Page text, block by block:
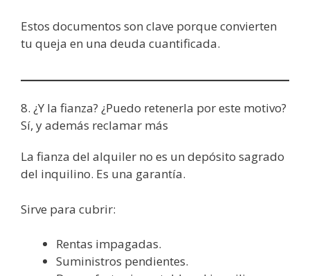
Estos documentos son clave porque convierten
tu queja en una deuda cuantificada.
8. ¿Y la fianza? ¿Puedo retenerla por este motivo?
Sí, y además reclamar más
La fianza del alquiler no es un depósito sagrado
del inquilino. Es una garantía.
Sirve para cubrir:
Rentas impagadas.
Suministros pendientes.